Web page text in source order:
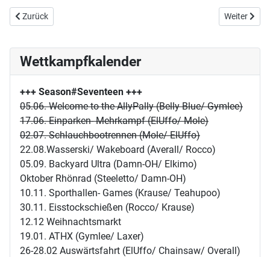
Vorheriger Beitrag: E10 / S16 : Wettrutschen
Zurück Nächster
Weiter
Wettkampfkalender
+++ Season#Seventeen +++
05.06. Welcome to the AllyPally (Belly Blue/ Gymlee)
17.06. Einparken- Mehrkampf (ElUffo/ Mole)
02.07. Schlauchbootrennen (Mole/ ElUffo)
22.08.Wasserski/ Wakeboard (Averall/ Rocco)
05.09. Backyard Ultra (Damn-OH/ Elkimo)
Oktober Rhönrad (Steeletto/ Damn-OH)
10.11. Sporthallen- Games (Krause/ Teahupoo)
30.11. Eisstockschießen (Rocco/ Krause)
12.12 Weihnachtsmarkt
19.01. ATHX (Gymlee/ Laxer)
26-28.02 Auswärtsfahrt (ElUffo/ Chainsaw/ Overall)